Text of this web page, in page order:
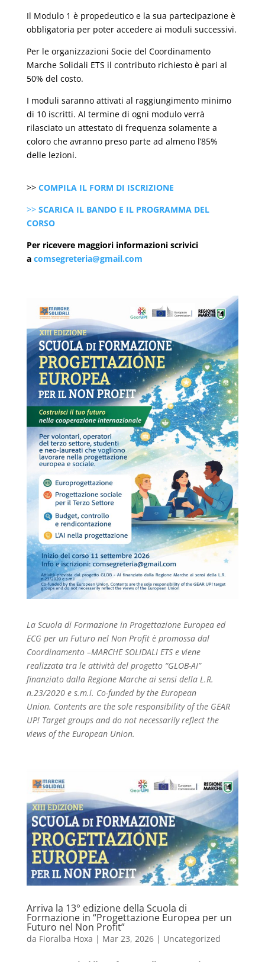
Il Modulo 1 è propedeutico e la sua partecipazione è
obbligatoria per poter accedere ai moduli successivi.
Per le organizzazioni Socie del Coordinamento
Marche Solidali ETS il contributo richiesto è pari al
50% del costo.
I moduli saranno attivati al raggiungimento minimo
di 10 iscritti. Al termine di ogni modulo verrà
rilasciato un attestato di frequenza solamente a
coloro che avranno preso parte ad almeno l’85%
delle lezioni.
>> COMPILA IL FORM DI ISCRIZIONE
>> SCARICA IL BANDO E IL PROGRAMMA DEL
CORSO
Per ricevere maggiori informazioni scrivici
a comsegreteria@gmail.com
La Scuola di Formazione in Progettazione Europea ed
ECG per un Futuro nel Non Profit è promossa dal
Coordinamento –MARCHE SOLIDALI ETS e viene
realizzata tra le attività del progetto “GLOB-AI”
finanziato dalla Regione Marche ai sensi della L.R.
n.23/2020 e s.m.i. Co-funded by the European
Union. Contents are the sole responsibility of the GEAR
UP! Target groups and do not necessarily reflect the
views of the European Union.
Arriva la 13° edizione della Scuola di
Formazione in “Progettazione Europea per un
Futuro nel Non Profit”
da Fioralba Hoxa | Mar 23, 2026| Uncategorized